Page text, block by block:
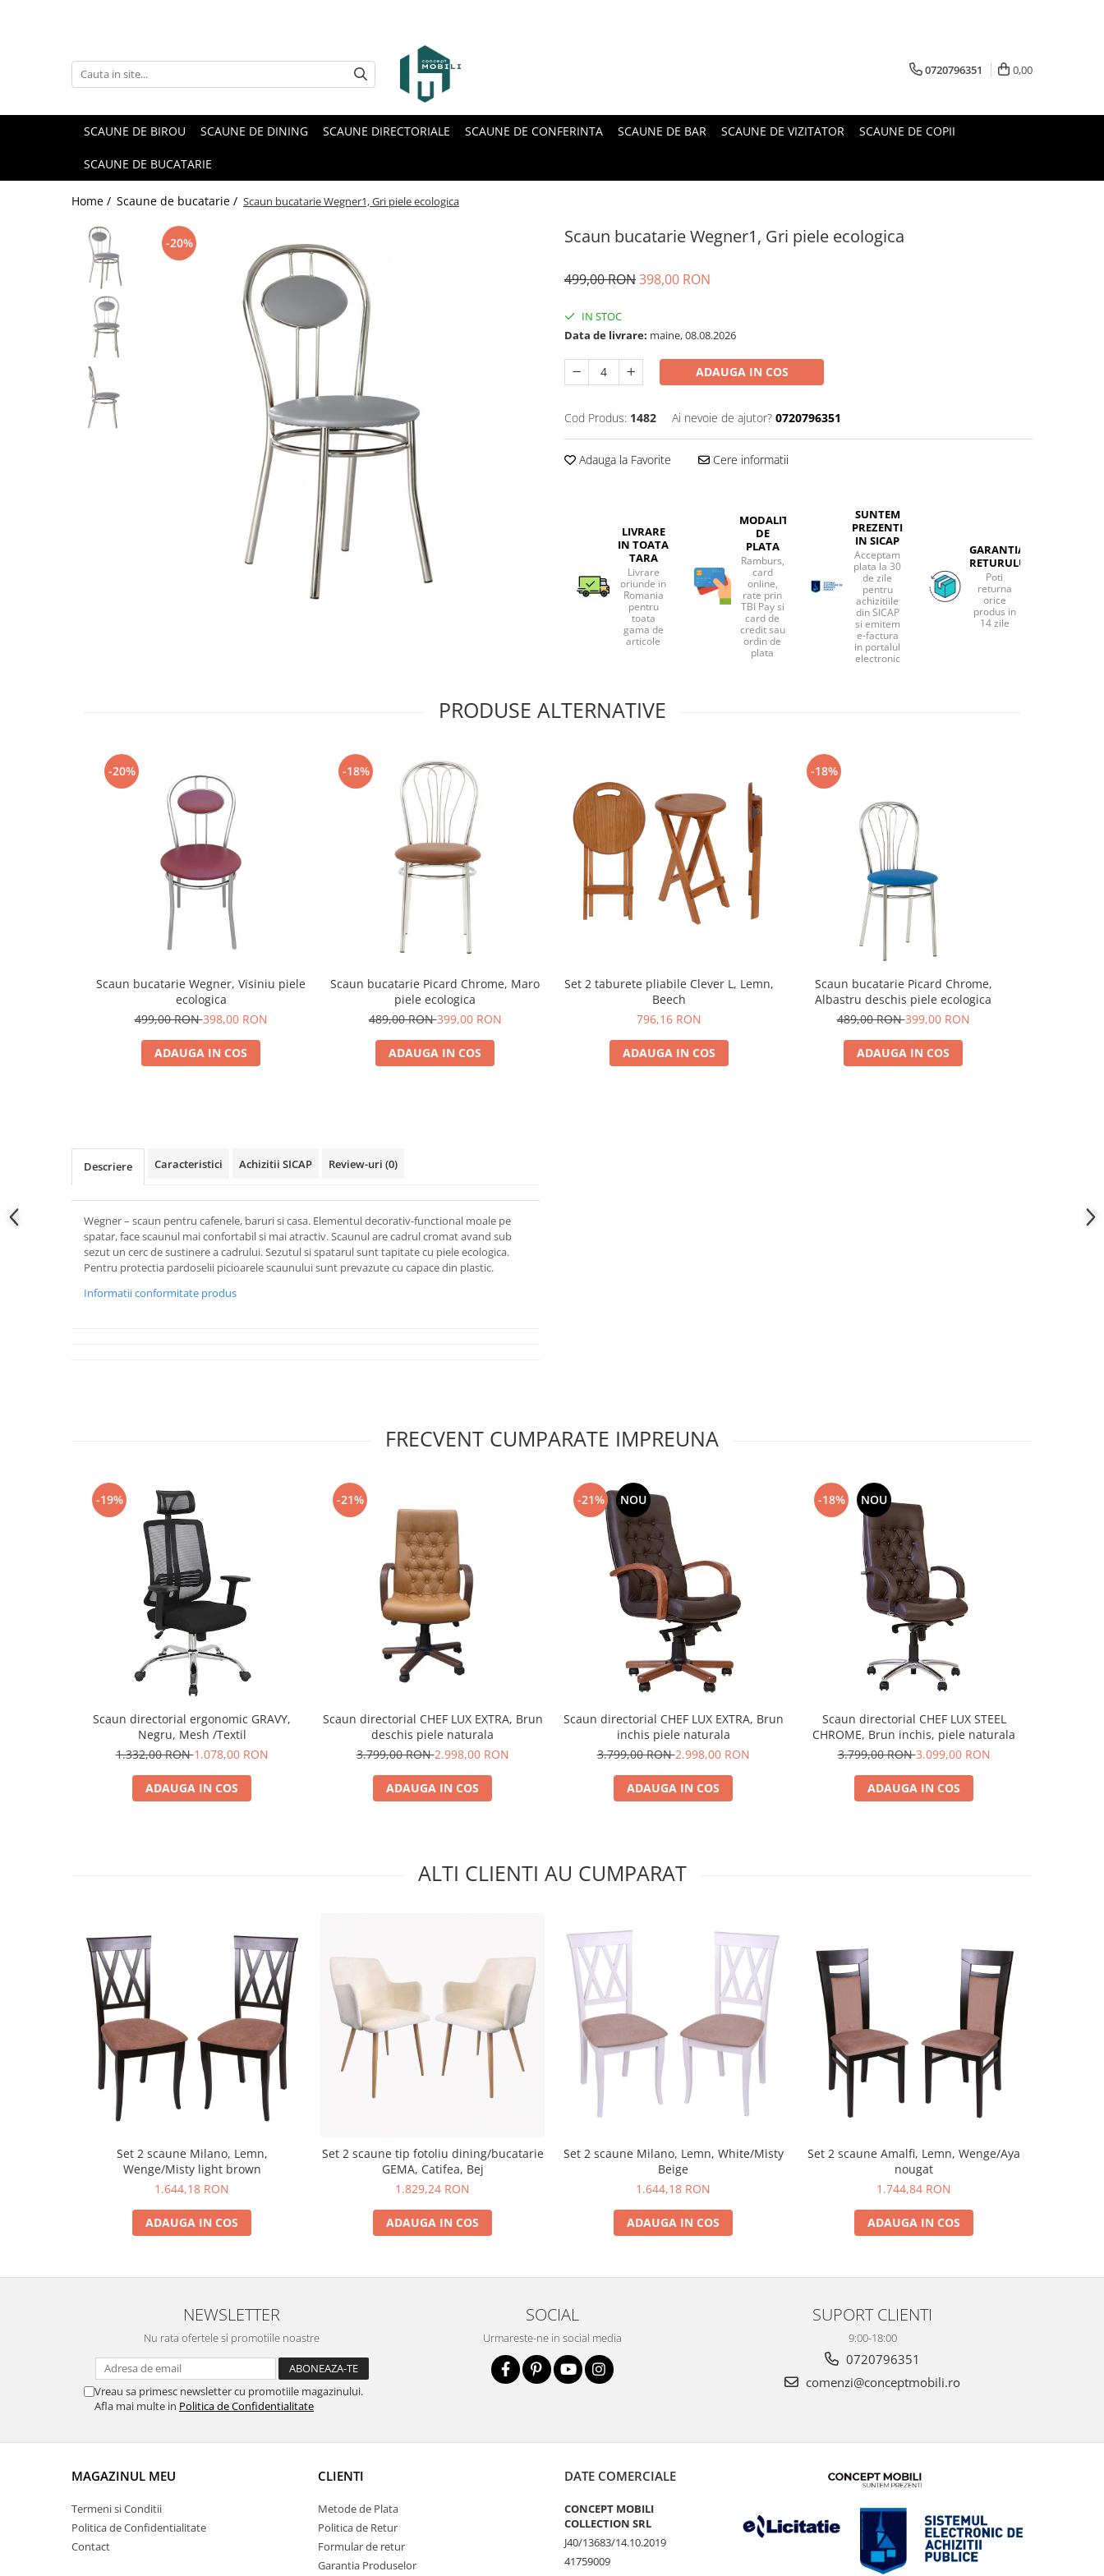
0720796351 0,00
SCAUNE DE BIROU SCAUNE DE DINING SCAUNE DIRECTORIALE SCAUNE DE CONFERINTA SCAUNE DE BAR SCAUNE DE VIZITATOR SCAUNE DE COPII
SCAUNE DE BUCATARIE
Home / Scaune de bucatarie / Scaun bucatarie Wegner1, Gri piele ecologica
Scaun bucatarie Wegner1, Gri piele ecologica
-20%
499,00 RON398,00 RON
IN STOC
Data de livrare: maine, 08.08.2026
ADAUGA IN COS
Cod Produs: 1482 Ai nevoie de ajutor? 0720796351
Adauga la Favorite Cere informatii
LIVRARE
IN TOATA
TARA
Livrare
oriunde in
Romania
pentru
toata
gama de
articole
MODALITATI
DE
PLATA
Ramburs,
card
online,
rate prin
TBI Pay si
card de
credit sau
ordin de
plata
SUNTEM
PREZENTI
IN SICAP
Acceptam
plata la 30
de zile
pentru
achizitiile
din SICAP
si emitem
e-factura
in portalul
electronic
GARANTIA
RETURULUI
Poti
returna
orice
produs in
14 zile
PRODUSE ALTERNATIVE
-20%
Scaun bucatarie Wegner, Visiniu piele
ecologica
499,00 RON398,00 RON
ADAUGA IN COS
-18%
Scaun bucatarie Picard Chrome, Maro
piele ecologica
489,00 RON399,00 RON
ADAUGA IN COS
Set 2 taburete pliabile Clever L, Lemn,
Beech
796,16 RON
ADAUGA IN COS
-18%
Scaun bucatarie Picard Chrome,
Albastru deschis piele ecologica
489,00 RON399,00 RON
ADAUGA IN COS
Descriere Caracteristici Achizitii SICAP Review-uri (0)
Wegner – scaun pentru cafenele, baruri si casa. Elementul decorativ-functional moale pe
spatar, face scaunul mai confortabil si mai atractiv. Scaunul are cadrul cromat avand sub
sezut un cerc de sustinere a cadrului. Sezutul si spatarul sunt tapitate cu piele ecologica.
Pentru protectia pardoselii picioarele scaunului sunt prevazute cu capace din plastic.
Informatii conformitate produs
FRECVENT CUMPARATE IMPREUNA
-19%
Scaun directorial ergonomic GRAVY,
Negru, Mesh /Textil
1.332,00 RON1.078,00 RON
ADAUGA IN COS
-21%
Scaun directorial CHEF LUX EXTRA, Brun
deschis piele naturala
3.799,00 RON2.998,00 RON
ADAUGA IN COS
-21% NOU
Scaun directorial CHEF LUX EXTRA, Brun
inchis piele naturala
3.799,00 RON2.998,00 RON
ADAUGA IN COS
-18% NOU
Scaun directorial CHEF LUX STEEL
CHROME, Brun inchis, piele naturala
3.799,00 RON3.099,00 RON
ADAUGA IN COS
ALTI CLIENTI AU CUMPARAT
Set 2 scaune Milano, Lemn,
Wenge/Misty light brown
1.644,18 RON
ADAUGA IN COS
Set 2 scaune tip fotoliu dining/bucatarie
GEMA, Catifea, Bej
1.829,24 RON
ADAUGA IN COS
Set 2 scaune Milano, Lemn, White/Misty
Beige
1.644,18 RON
ADAUGA IN COS
Set 2 scaune Amalfi, Lemn, Wenge/Aya
nougat
1.744,84 RON
ADAUGA IN COS
NEWSLETTER
Nu rata ofertele si promotiile noastre
Vreau sa primesc newsletter cu promotiile magazinului.
Afla mai multe in Politica de Confidentialitate
SOCIAL
Urmareste-ne in social media
SUPORT CLIENTI
9:00-18:00
0720796351
comenzi@conceptmobili.ro
MAGAZINUL MEU
Termeni si Conditii
Politica de Confidentialitate
Contact
CLIENTI
Metode de Plata
Politica de Retur
Formular de retur
Garantia Produselor
DATE COMERCIALE
CONCEPT MOBILI
COLLECTION SRL
J40/13683/14.10.2019
41759009